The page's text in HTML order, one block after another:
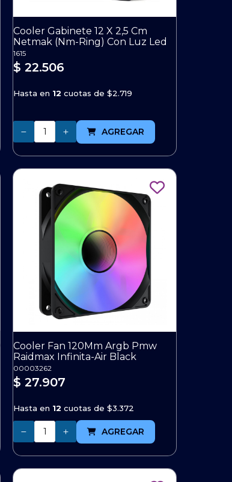
Cooler Gabinete 12 X 2,5 Cm
Netmak (Nm-Ring) Con Luz Led
1615
$ 22.506
Hasta en 12 cuotas de$2.719
AGREGAR
Cooler Fan 120Mm Argb Pmw
Raidmax Infinita-Air Black
00003262
$ 27.907
Hasta en 12 cuotas de$3.372
AGREGAR